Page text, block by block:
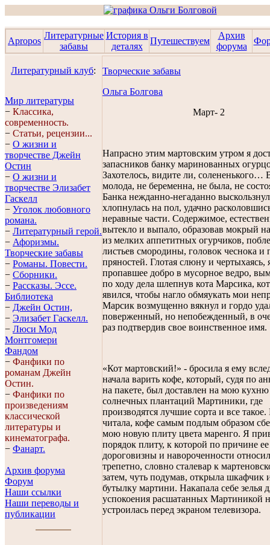
Apropos
Литературные
забавы
История в
деталях
Путешествуем
Архив
форума
Литературный клуб:
Мир литературы
− Классика,
современность.
− Статьи, рецензии...
− О жизни и
творчестве Джейн
Остин
− О жизни и
творчестве Элизабет
Гaскелл
− Уголок любовного
романа.
− Литературный герой.
− Афоризмы.
Творческие забавы
− Романы. Повести.
− Сборники.
− Рассказы. Эссe.
Библиотека
− Джейн Остин,
− Элизабет Гaскелл.
− Люси Мод
Монтгомери
Фандом
− Фанфики по
романам Джейн
Остин.
− Фанфики по
произведениям
классической
литературы и
кинематографа.
− Фанарт.
Архив форума
Форум
Наши ссылки
Наши переводы и
публикации
Творческие забавы
Ольга Болгова
Март- 2
Напрасно этим мартовским утром я
запасников банку маринованных
Захотелось, видите ли, солененького…
молода, не беременна, не была, не
Банка нежданно-негаданно
хлопнулась на пол, удачно
неравные части. Содержимое,
вытекло и выпало, образовав мокрый
из мелких аппетитных огурчиков,
листьев смородины, головок чеснока и
пряностей. Глотая слюну и чертыхаясь,
пропавшее добро в мусорное ведро,
по ходу дела шлепнув кота Марсика,
явился, чтобы нагло обмяукать мои
Марсик возмущенно вякнул и гордо
поверженный, но непобежденный, в
раз подтвердив свое воинственное имя.
«Кот мартовский!» - бросила я ему
начала варить кофе, который, судя по
на пакете, был доставлен на мою
солнечных плантаций Мартиники, где
производятся лучшие сорта и все
читала, кофе самым подлым образом
мою новую плиту цвета маренго. Я
порядок плиту, к которой по причине
дороговизны и навороченности
трепетно, словно сталевар к
затем, чуть подумав, открыла шкафчик
бутылку мартини. Накапала себе зелья
успокоения расшатанных Мартиникой
устроилась перед экраном телевизора.